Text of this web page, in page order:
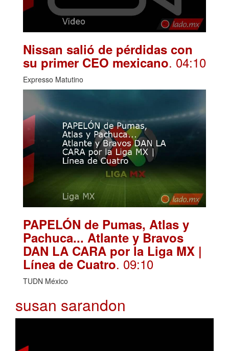
Nissan salió de pérdidas con
su primer CEO mexicano. 04:10
Expresso Matutino
PAPELÓN de Pumas, Atlas y
Pachuca... Atlante y Bravos
DAN LA CARA por la Liga MX |
Línea de Cuatro. 09:10
TUDN México
susan sarandon